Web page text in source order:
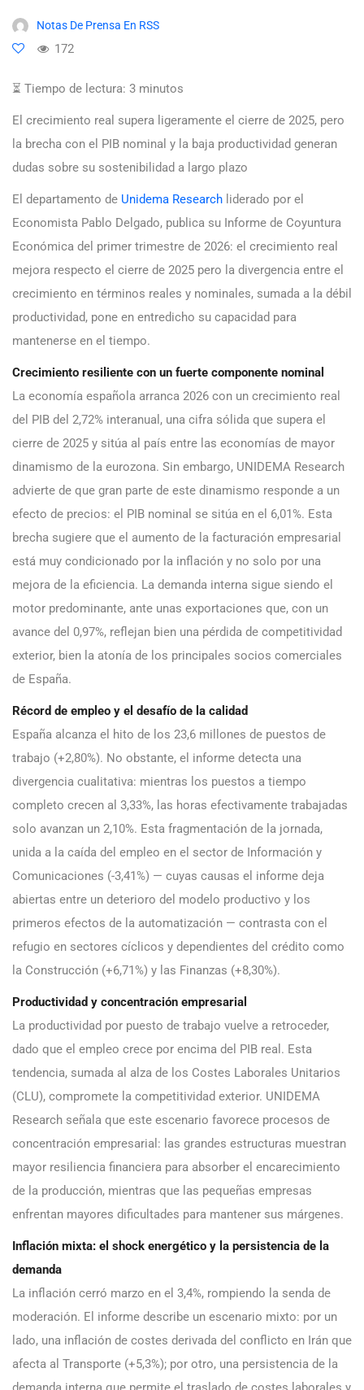
Notas De Prensa En RSS
172
⏳ Tiempo de lectura: 3 minutos
El crecimiento real supera ligeramente el cierre de 2025, pero
la brecha con el PIB nominal y la baja productividad generan
dudas sobre su sostenibilidad a largo plazo
El departamento de Unidema Research liderado por el
Economista Pablo Delgado, publica su Informe de Coyuntura
Económica del primer trimestre de 2026: el crecimiento real
mejora respecto el cierre de 2025 pero la divergencia entre el
crecimiento en términos reales y nominales, sumada a la débil
productividad, pone en entredicho su capacidad para
mantenerse en el tiempo.
Crecimiento resiliente con un fuerte componente nominal
La economía española arranca 2026 con un crecimiento real
del PIB del 2,72% interanual, una cifra sólida que supera el
cierre de 2025 y sitúa al país entre las economías de mayor
dinamismo de la eurozona. Sin embargo, UNIDEMA Research
advierte de que gran parte de este dinamismo responde a un
efecto de precios: el PIB nominal se sitúa en el 6,01%. Esta
brecha sugiere que el aumento de la facturación empresarial
está muy condicionado por la inflación y no solo por una
mejora de la eficiencia. La demanda interna sigue siendo el
motor predominante, ante unas exportaciones que, con un
avance del 0,97%, reflejan bien una pérdida de competitividad
exterior, bien la atonía de los principales socios comerciales
de España.
Récord de empleo y el desafío de la calidad
España alcanza el hito de los 23,6 millones de puestos de
trabajo (+2,80%). No obstante, el informe detecta una
divergencia cualitativa: mientras los puestos a tiempo
completo crecen al 3,33%, las horas efectivamente trabajadas
solo avanzan un 2,10%. Esta fragmentación de la jornada,
unida a la caída del empleo en el sector de Información y
Comunicaciones (-3,41%) — cuyas causas el informe deja
abiertas entre un deterioro del modelo productivo y los
primeros efectos de la automatización — contrasta con el
refugio en sectores cíclicos y dependientes del crédito como
la Construcción (+6,71%) y las Finanzas (+8,30%).
Productividad y concentración empresarial
La productividad por puesto de trabajo vuelve a retroceder,
dado que el empleo crece por encima del PIB real. Esta
tendencia, sumada al alza de los Costes Laborales Unitarios
(CLU), compromete la competitividad exterior. UNIDEMA
Research señala que este escenario favorece procesos de
concentración empresarial: las grandes estructuras muestran
mayor resiliencia financiera para absorber el encarecimiento
de la producción, mientras que las pequeñas empresas
enfrentan mayores dificultades para mantener sus márgenes.
Inflación mixta: el shock energético y la persistencia de la
demanda
La inflación cerró marzo en el 3,4%, rompiendo la senda de
moderación. El informe describe un escenario mixto: por un
lado, una inflación de costes derivada del conflicto en Irán que
afecta al Transporte (+5,3%); por otro, una persistencia de la